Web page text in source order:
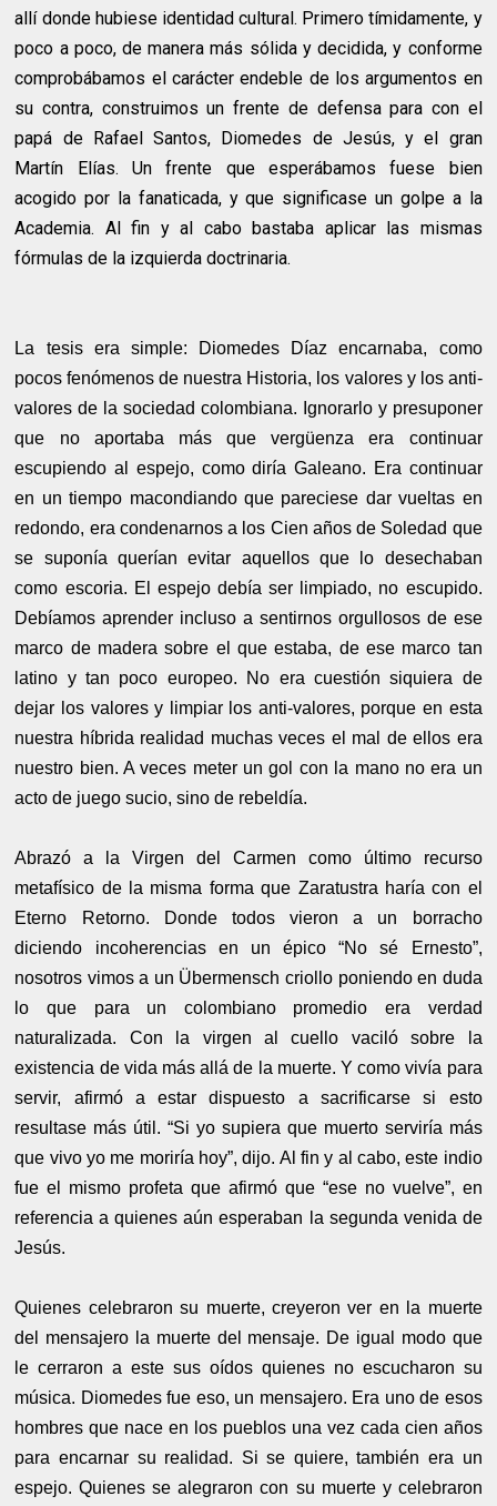
allí donde hubiese identidad cultural. Primero tímidamente, y
poco a poco, de manera más sólida y decidida, y conforme
comprobábamos el carácter endeble de los argumentos en
su contra, construimos un frente de defensa para con el
papá de Rafael Santos, Diomedes de Jesús, y el gran
Martín Elías. Un frente que esperábamos fuese bien
acogido por la fanaticada, y que significase un golpe a la
Academia. Al fin y al cabo bastaba aplicar las mismas
fórmulas de la izquierda doctrinaria.
La tesis era simple: Diomedes Díaz encarnaba, como
pocos fenómenos de nuestra Historia, los valores y los anti-
valores de la sociedad colombiana. Ignorarlo y presuponer
que no aportaba más que vergüenza era continuar
escupiendo al espejo, como diría Galeano. Era continuar
en un tiempo macondiando que pareciese dar vueltas en
redondo, era condenarnos a los Cien años de Soledad que
se suponía querían evitar aquellos que lo desechaban
como escoria. El espejo debía ser limpiado, no escupido.
Debíamos aprender incluso a sentirnos orgullosos de ese
marco de madera sobre el que estaba, de ese marco tan
latino y tan poco europeo. No era cuestión siquiera de
dejar los valores y limpiar los anti-valores, porque en esta
nuestra híbrida realidad muchas veces el mal de ellos era
nuestro bien. A veces meter un gol con la mano no era un
acto de juego sucio, sino de rebeldía.
Abrazó a la Virgen del Carmen como último recurso
metafísico de la misma forma que Zaratustra haría con el
Eterno Retorno. Donde todos vieron a un borracho
diciendo incoherencias en un épico “No sé Ernesto”,
nosotros vimos a un Übermensch criollo poniendo en duda
lo que para un colombiano promedio era verdad
naturalizada. Con la virgen al cuello vaciló sobre la
existencia de vida más allá de la muerte. Y como vivía para
servir, afirmó a estar dispuesto a sacrificarse si esto
resultase más útil. “Si yo supiera que muerto serviría más
que vivo yo me moriría hoy”, dijo. Al fin y al cabo, este indio
fue el mismo profeta que afirmó que “ese no vuelve”, en
referencia a quienes aún esperaban la segunda venida de
Jesús.
Quienes celebraron su muerte, creyeron ver en la muerte
del mensajero la muerte del mensaje. De igual modo que
le cerraron a este sus oídos quienes no escucharon su
música. Diomedes fue eso, un mensajero. Era uno de esos
hombres que nace en los pueblos una vez cada cien años
para encarnar su realidad. Si se quiere, también era un
espejo. Quienes se alegraron con su muerte y celebraron